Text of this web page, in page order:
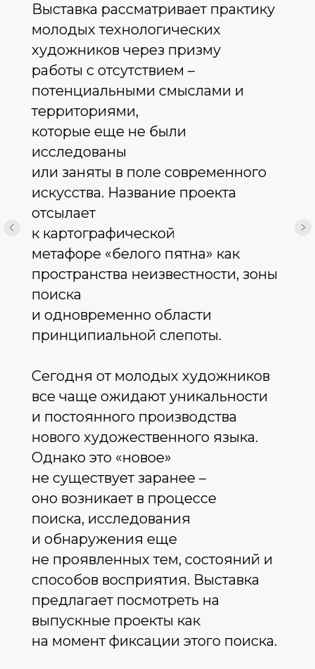
Выставка рассматривает практику
молодых технологических
художников через призму
работы с отсутствием –
потенциальными смыслами и
территориями,
которые еще не были
исследованы
или заняты в поле современного
искусства. Название проекта
отсылает
к картографической
метафоре «белого пятна» как
пространства неизвестности, зоны
поиска
и одновременно области
принципиальной слепоты.
Сегодня от молодых художников
все чаще ожидают уникальности
и постоянного производства
нового художественного языка.
Однако это «новое»
не существует заранее –
оно возникает в процессе
поиска, исследования
и обнаружения еще
не проявленных тем, состояний и
способов восприятия. Выставка
предлагает посмотреть на
выпускные проекты как
на момент фиксации этого поиска.